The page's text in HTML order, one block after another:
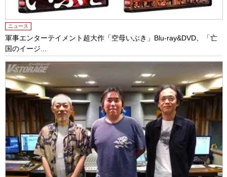
ニュース
軍事エンターテイメント超大作「空母いぶき」Blu-ray&DVD、「亡
国のイージ...